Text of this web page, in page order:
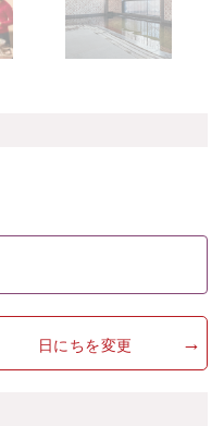
日にちを変更